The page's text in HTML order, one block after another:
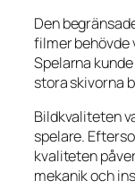
Den
filmer behövde
Spelarna
stora skivorna
Bildkvaliteten
spelare.
kvaliteten
mekanik och